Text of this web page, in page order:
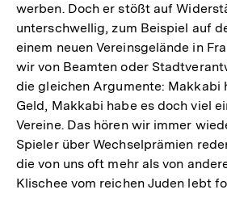
werben. Doch er stößt auf
unterschwellig, zum Beispiel auf
einem neuen Vereinsgelände in
wir von Beamten oder
die gleichen Argumente: Makkabi
Geld, Makkabi habe es doch viel
Vereine. Das hören wir immer
Spieler über Wechselprämien
die von uns oft mehr als von
Klischee vom reichen Juden lebt